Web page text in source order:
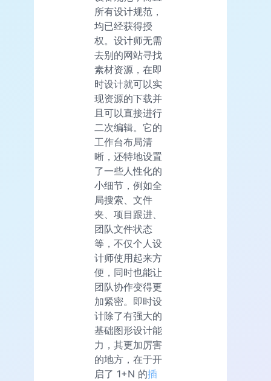
所有设计规范，
均已经获得授
权。设计师无需
去别的网站寻找
素材资源，在即
时设计就可以实
现资源的下载并
且可以直接进行
二次编辑。它的
工作台布局清
晰，还特地设置
了一些人性化的
小细节，例如全
局搜索、文件
夹、项目跟进、
团队文件状态
等，不仅个人设
计师使用起来方
便，同时也能让
团队协作变得更
加紧密。即时设
计除了有强大的
基础图形设计能
力，其更加厉害
的地方，在于开
启了 1+N 的插